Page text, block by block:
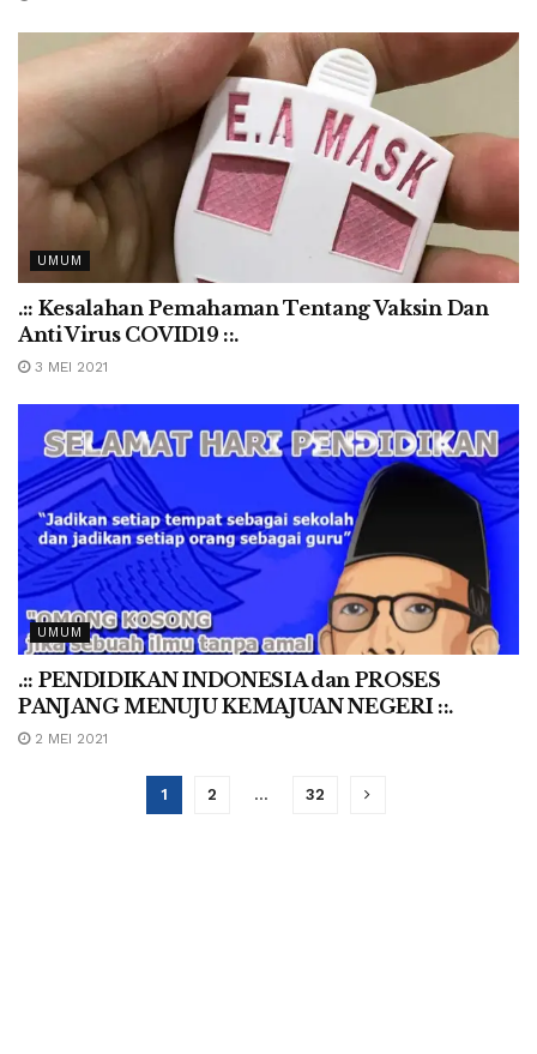
UMUM
.:: Kesalahan Pemahaman Tentang Vaksin Dan
Anti Virus COVID19 ::.
3 MEI 2021
UMUM
.:: PENDIDIKAN INDONESIA dan PROSES
PANJANG MENUJU KEMAJUAN NEGERI ::.
2 MEI 2021
1 2 … 32